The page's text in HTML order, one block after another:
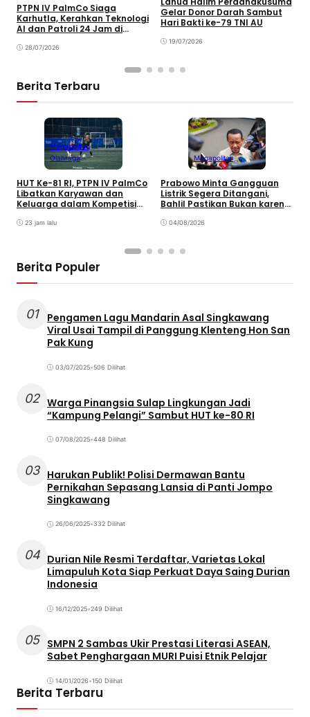
PTPN IV PalmCo Siaga
Karhutla, Kerahkan Teknologi
AI dan Patroli 24 Jam di
28/07/2026
Gelar Donor Darah Sambut
Hari Bakti ke-79 TNI AU
19/07/2026
Berita Terbaru
Megapolitan
Olahraga
HUT Ke-81 RI, PTPN IV PalmCo
Libatkan Karyawan dan
Keluarga dalam Kompetisi
23 jam lalu
Megapolitan
Prabowo Minta Gangguan
Listrik Segera Ditangani,
Bahlil Pastikan Bukan karena
04/08/2026
Berita Populer
01
Pengamen Lagu Mandarin Asal Singkawang
Viral Usai Tampil di Panggung Klenteng Hon San
Pak Kung
03/07/2025•506 Dilihat
02 Warga Pinangsia Sulap Lingkungan Jadi
“Kampung Pelangi” Sambut HUT ke-80 RI
07/08/2025•448 Dilihat
03 Harukan Publik! Polisi Dermawan Bantu
Pernikahan Sepasang Lansia di Panti Jompo
Singkawang
26/06/2025•332 Dilihat
04 Durian Nile Resmi Terdaftar, Varietas Lokal
Limapuluh Kota Siap Perkuat Daya Saing Durian
Indonesia
16/12/2025•249 Dilihat
05 SMPN 2 Sambas Ukir Prestasi Literasi ASEAN,
Sabet Penghargaan MURI Puisi Etnik Pelajar
14/01/2026•150 Dilihat
Berita Terbaru